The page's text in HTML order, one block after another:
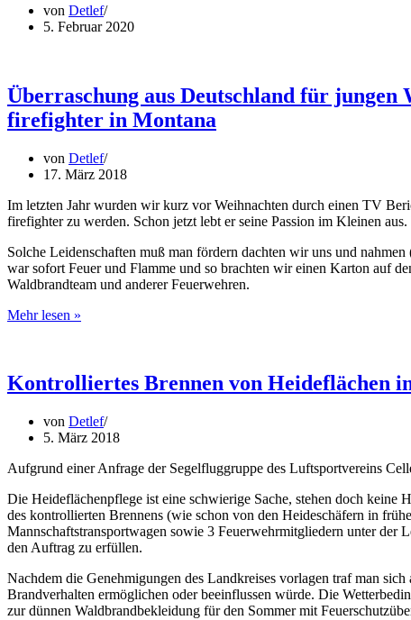
von Detlef
5. Februar 2020
Überraschung aus Deutschland für
firefighter in Montana
von Detlef
17. März 2018
Im letzten Jahr wurden wir kurz vor Weihnachten durch einen TV
firefighter zu werden. Schon jetzt lebt er seine Passion im Kleinen
Solche Leidenschaften muß man fördern dachten wir uns und
war sofort Feuer und Flamme und so brachten wir einen Karton auf
Waldbrandteam und anderer Feuerwehren.
Mehr lesen »
jungen
Wildland
in
Montana
Surprise
from
germany
for
a
young
wildland
firefighter
in
Kontrolliertes Brennen von Heideflächen
von Detlef
5. März 2018
Aufgrund einer Anfrage der Segelfluggruppe des Luftsportvereins
Die Heideflächenpflege ist eine schwierige Sache, stehen doch keine
des kontrollierten Brennens (wie schon von den Heideschäfern in
Mannschaftstransportwagen sowie 3 Feuerwehrmitgliedern unter der
den Auftrag zu erfüllen.
Nachdem die Genehmigungen des Landkreises vorlagen traf man
Brandverhalten ermöglichen oder beeinflussen würde. Die
zur dünnen Waldbrandbekleidung für den Sommer mit